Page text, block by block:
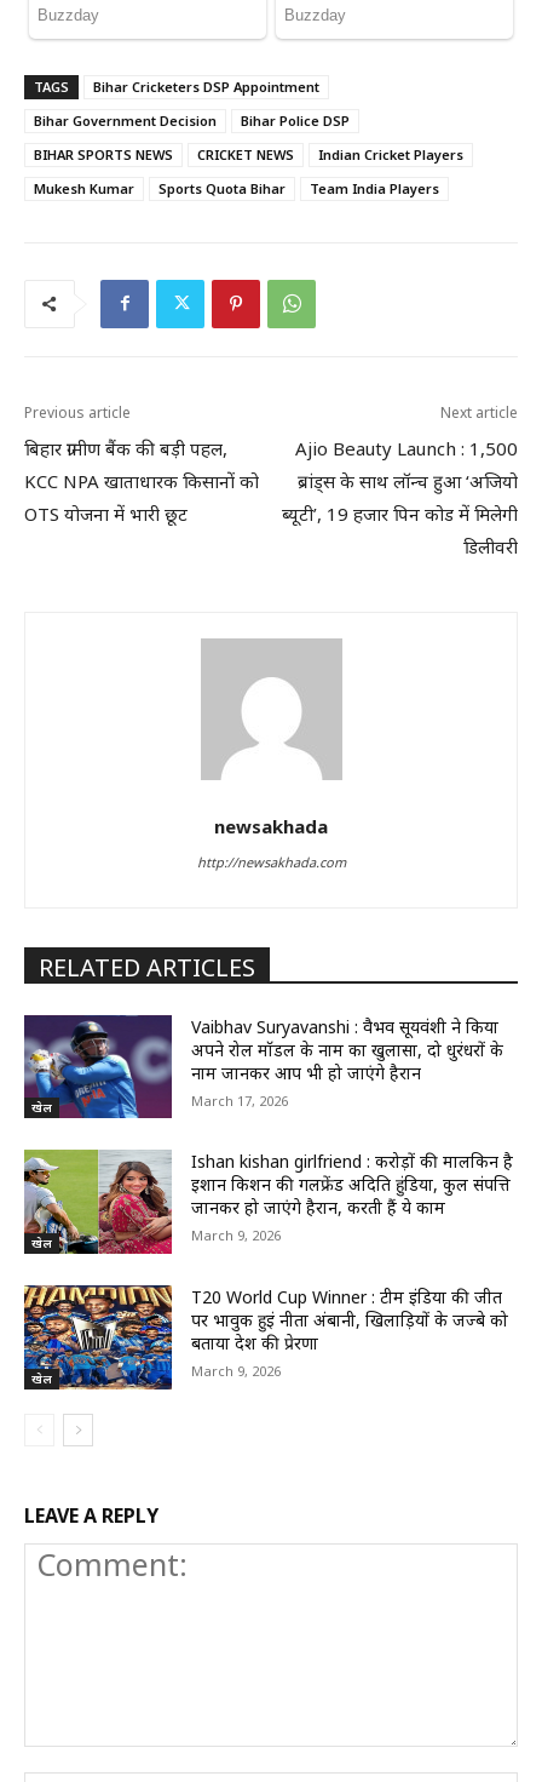
TAGS
Bihar Cricketers DSP Appointment
Bihar Government Decision
Bihar Police DSP
BIHAR SPORTS NEWS
CRICKET NEWS
Indian Cricket Players
Mukesh Kumar
Sports Quota Bihar Team India Players
Previous article
बिहार ग्रामीण बैंक की बड़ी पहल,
KCC NPA खाताधारक किसानों को
OTS योजना में भारी छूट
Next article
Ajio Beauty Launch : 1,500
ब्रांड्स के साथ लॉन्च हुआ ‘अजियो
ब्यूटी’, 19 हजार पिन कोड में मिलेगी
डिलीवरी
newsakhada
http://newsakhada.com
RELATED ARTICLES
खेल
Vaibhav Suryavanshi : वैभव सूर्यवंशी ने किया
अपने रोल मॉडल के नाम का खुलासा, दो धुरंधरों के
नाम जानकर आप भी हो जाएंगे हैरान
March 17, 2026
खेल
Ishan kishan girlfriend : करोड़ों की मालकिन है
ईशान किशन की गर्लफ्रेंड अदिति हुंडिया, कुल संपत्ति
जानकर हो जाएंगे हैरान, करती हैं ये काम
March 9, 2026
खेल
T20 World Cup Winner : टीम इंडिया की जीत
पर भावुक हुईं नीता अंबानी, खिलाड़ियों के जज्बे को
बताया देश की प्रेरणा
March 9, 2026
LEAVE A REPLY
Comment: